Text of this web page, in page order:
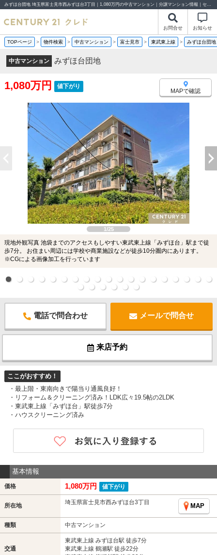
みずほ台団地 埼玉県富士見市西みずほ台3丁目｜1,080万円の中古マンション｜分譲マンション情報｜センチュリー21クレド
お問合せ お知らせ
TOPページ > 物件検索 > 中古マンション > 富士見市 > 東武東上線 > みずほ台団地
中古マンション みずほ台団地
1,080万円 値下がり
MAPで確認
1/25
現地外観写真 池袋までのアクセスもしやすい東武東上線「みずほ台」駅まで徒
歩7分。 お住まい周辺には学校や商業施設などが徒歩10分圏内にあります。
※CGによる画像加工を行っています
電話で問合わせ メールで問合せ
来店予約
ここがおすすめ！
・最上階・東南向きで陽当り通風良好！
・リフォーム＆クリーニング済み！LDK広々19.5帖の2LDK
・東武東上線「みずほ台」駅徒歩7分
・ハウスクリーニング済み
基本情報
価格 1,080万円 値下がり
所在地 埼玉県富士見市西みずほ台3丁目
MAP
種類 中古マンション
交通
東武東上線 みずほ台駅 徒歩7分
東武東上線 鶴瀬駅 徒歩22分